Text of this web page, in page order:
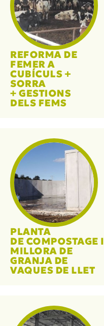
REFORMA DE
FEMER A
CUBÍCULS +
SORRA
+ GESTIONS
DELS FEMS
PLANTA
DE COMPOSTAGE I
MILLORA DE
GRANJA DE
VAQUES DE LLET